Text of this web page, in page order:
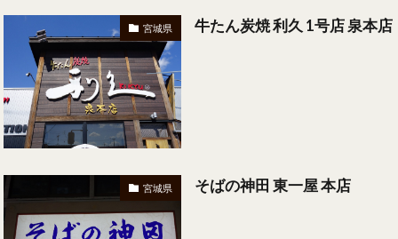
宮城県 牛たん炭焼 利久 1号店 泉本店
宮城県 そばの神田 東一屋 本店